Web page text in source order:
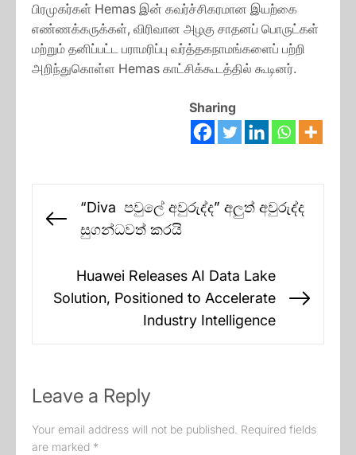
பிரமுகர்கள் Hemas இன் கவர்ச்சிகரமான இயற்கை
எண்ணக்கருக்கள், விரிவான அழகு சாதனப் பொருட்கள்
மற்றும் தனிப்பட்ட பராமரிப்பு வர்த்தகநாமங்களைப் பற்றி
அறிந்துகொள்ள Hemas காட்சிக்கூடத்தில் கூடினர்.
Sharing
navigation
Previous
“Diva පවුලේ අවුරුද්ද” අලුත් අවුරුද්ද
සුගන්ධවත් කරයි
Huawei Releases AI Data Lake
Solution, Positioned to Accelerate
Industry Intelligence
Leave a Reply
Your email address will not be published. Required fields
are marked *